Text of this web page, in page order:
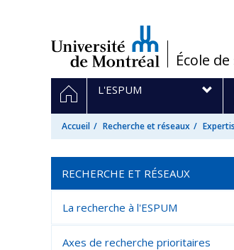
/École
Navigation
principale
ACCUEIL
L'ESPUM
Accueil Recherche et réseaux
RECHERCHE ET RÉSEAUX
La recherche à l'ESPUM
Axes de recherche prioritaires